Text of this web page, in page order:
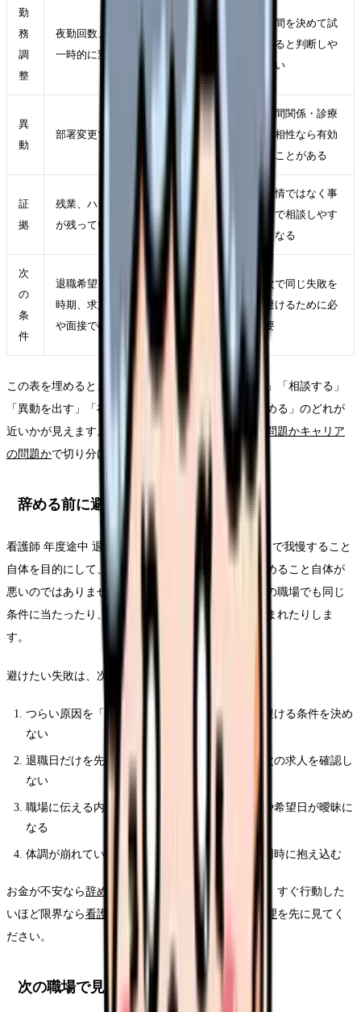
勤
務
調
整
夜勤回数、残業、休み希望、業務量を
一時的に変えられるか
期間を決めて試
せると判断しや
すい
異
動
部署変更で原因が軽くなるか
人間関係・診療
科相性なら有効
なことがある
証
拠
残業、ハラスメント、退職交渉の記録
が残っているか
感情ではなく事
実で相談しやす
くなる
次
の
条
件
退職希望日、引き継ぎ期間、次の入職
時期、求人の募集タイミングを求人票
や面接で確認できるか
次で同じ失敗を
避けるために必
要
この表を埋めると、「今すぐ退職」ではなく「休む」「相談する」
「異動を出す」「在職転職を始める」「退職日を決める」のどれが
近いかが見えます。判断がつかない場合は、
職場の問題かキャリア
の問題かで切り分けてください。
辞める前に避けたい失敗
看護師 年度途中 退職で一番避けたいのは、年度末まで我慢すること
自体を目的にして、体調悪化を見逃すことです。辞めること自体が
悪いのではありません。準備不足のまま動くと、次の職場でも同じ
条件に当たったり、退職後のお金や手続きで追い込まれたりしま
す。
避けたい失敗は、次の4つです。
つらい原因を「全部」として扱い、次の職場で避ける条件を決め
ない
退職日だけを先に決め、生活費・有休・保険・次の求人を確認し
ない
職場に伝える内容が感情だけになり、退職理由や希望日が曖昧に
なる
体調が崩れているのに、転職活動と退職交渉を同時に抱え込む
お金が不安なら辞めたいけどお金が不安な時の整理
、すぐ行動した
いほど限界なら看護師を今すぐ辞めたい時の行動整理を先に見てく
ださい。
次の職場で見るべき条件